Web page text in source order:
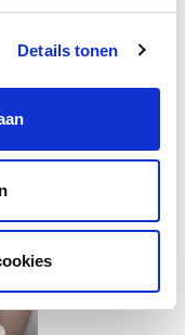
Details tonen
hannah nieuws?